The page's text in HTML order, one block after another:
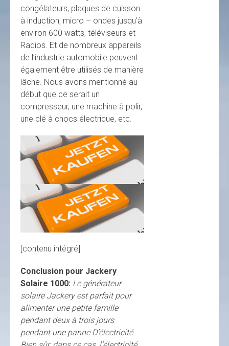
congélateurs, plaques de cuisson
à induction, micro – ondes jusqu’à
environ 600 watts, téléviseurs et
Radios. Et de nombreux appareils
de l’industrie automobile peuvent
également être utilisés de manière
lâche. Nous avons mentionné au
début que ce serait un
compresseur, une machine à polir,
une clé à chocs électrique, etc.
[contenu intégré]
Conclusion pour Jackery
Solaire 1000: Le générateur
solaire Jackery est parfait pour
alimenter une petite famille
pendant deux à trois jours
pendant une panne D’électricité.